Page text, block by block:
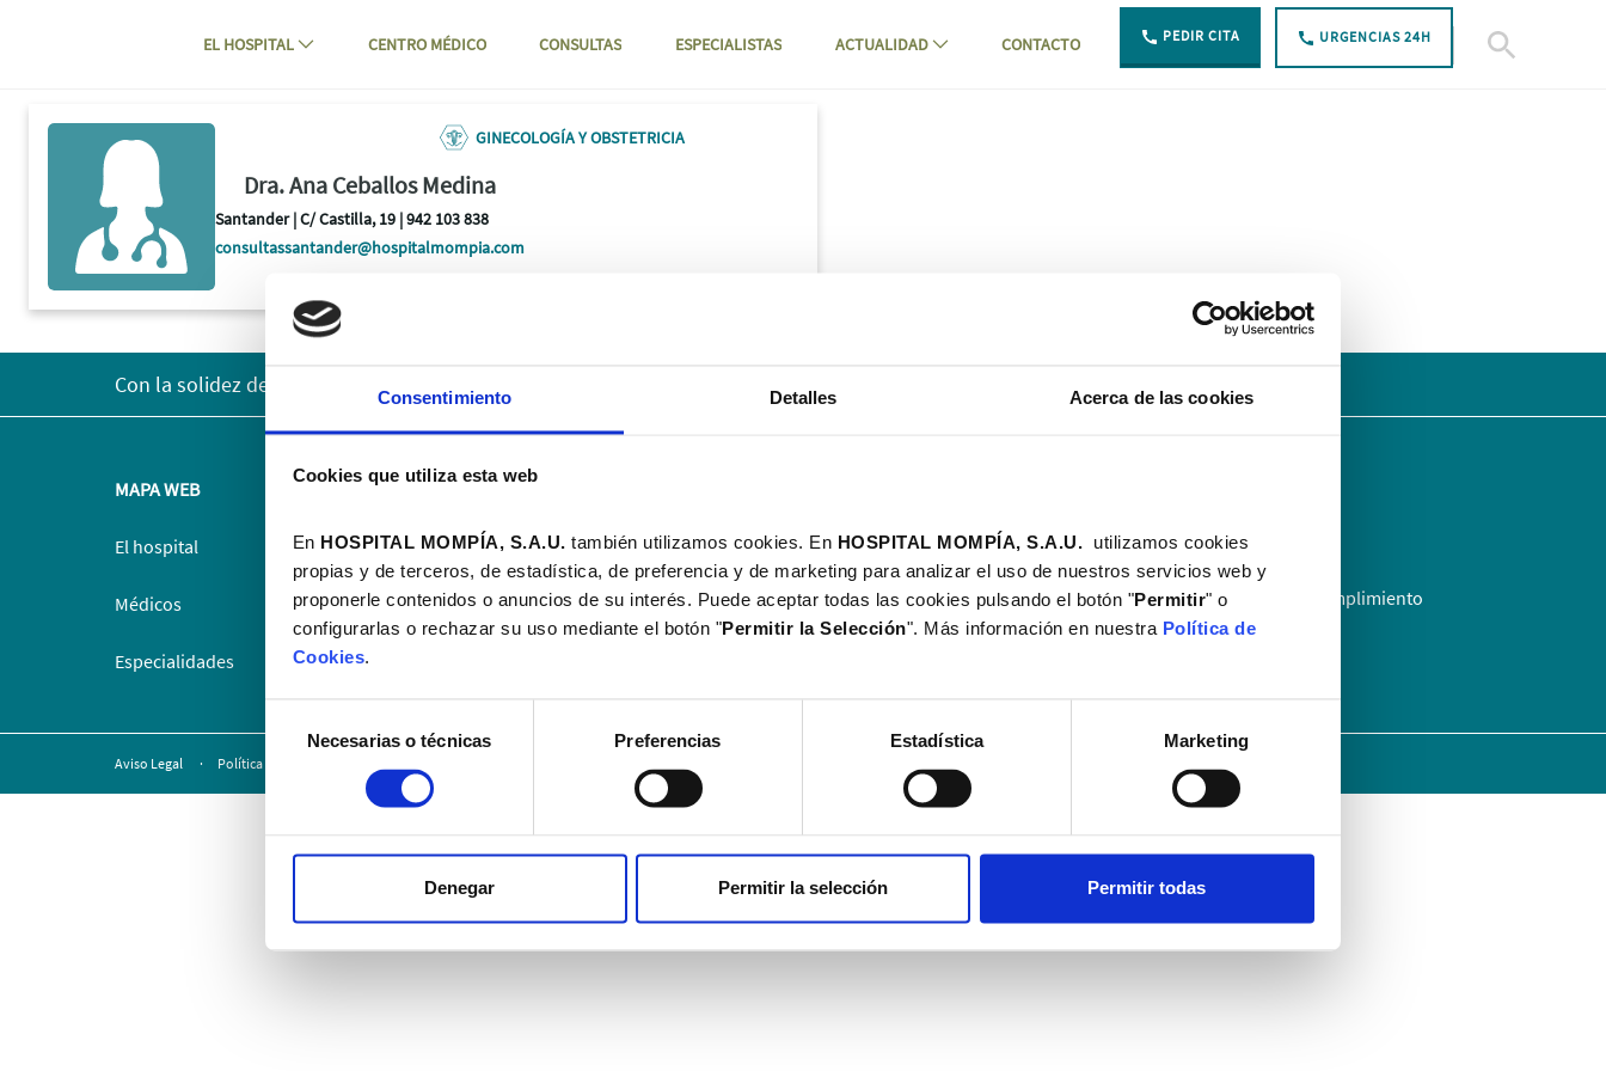
Consentimiento Detalles Acerca de las cookies
Cookies que utiliza esta web
En HOSPITAL MOMPÍA, S.A.U. también utilizamos cookies. En HOSPITAL MOMPÍA, S.A.U. utilizamos cookies
propias y de terceros, de estadística, de preferencia y de marketing para analizar el uso de nuestros servicios web y
proponerle contenidos o anuncios de su interés. Puede aceptar todas las cookies pulsando el botón "Permitir" o
configurarlas o rechazar su uso mediante el botón "Permitir la Selección". Más información en nuestra Política de
Cookies.
consentimiento
Necesarias o técnicas Preferencias Estadística Marketing
Denegar Permitir la selección Permitir todas
NavegaciónEL HOSPITAL CENTRO MÉDICO CONSULTAS ESPECIALISTAS ACTUALIDAD CONTACTO PEDIR CITA URGENCIAS 24H
Dra. Ana Ceballos Medina - Hospital Mompía
GINECOLOGÍA Y OBSTETRICIA
Dra. Ana Ceballos Medina
Santander | C/ Castilla, 19 | 942 103 838
consultassantander@hospitalmompia.com
Con la solidez del Grupo AXA
MAPA WEB
El hospital
Médicos
Especialidades
Pacientes
Docencia
Politica de Redes Sociales
Cómo llegar
Trabajamos con tu aseguradora Código Ético y de Cumplimiento
Aviso Legal Política de privacidad